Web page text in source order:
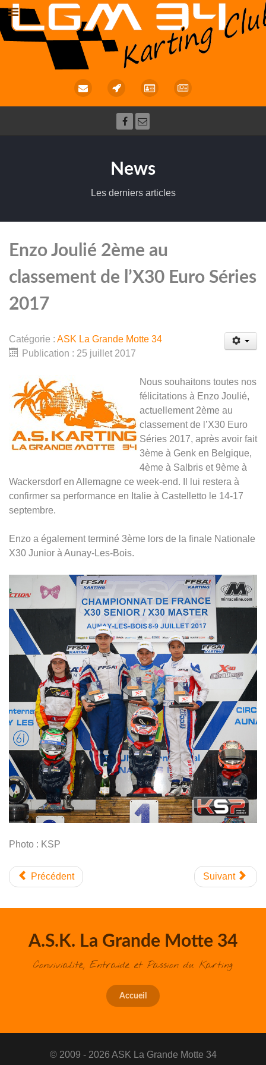
News
Les derniers articles
Enzo Joulié 2ème au
classement de l’X30 Euro Séries
2017
Catégorie : ASK La Grande Motte 34
Publication : 25 juillet 2017
Nous souhaitons toutes nos
félicitations à Enzo Joulié,
actuellement 2ème au
classement de l’X30 Euro
Séries 2017, après avoir fait
3ème à Genk en Belgique,
4ème à Salbris et 9ème à
Wackersdorf en Allemagne ce week-end. Il lui restera à
confirmer sa performance en Italie à Castelletto le 14-17
septembre.
Enzo a également terminé 3ème lors de la finale Nationale
X30 Junior à Aunay-Les-Bois.
Photo : KSP
Précédent Suivant
A.S.K. La Grande Motte 34
Convivialité, Entraide et Passion du Karting
Accueil
© 2009 - 2026 ASK La Grande Motte 34